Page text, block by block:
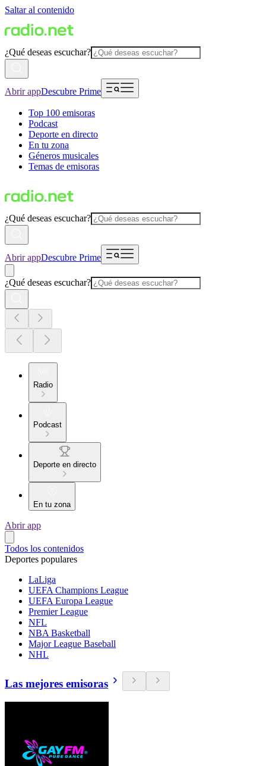
Saltar al contenido
¿Qué deseas escuchar?
Abrir appDescubre Prime
Top 100 emisoras
Podcast
Deporte en directo
En tu zona
Géneros musicales
Temas de emisoras
¿Qué deseas escuchar?
Abrir appDescubre Prime
¿Qué deseas escuchar?
Radio
Podcast
Deporte en directo
En tu zona
Abrir app
Todos los contenidos
Deportes populares
LaLiga
UEFA Champions League
UEFA Europa League
Premier League
NFL
NBA Basketball
Major League Baseball
NHL
Las mejores emisoras